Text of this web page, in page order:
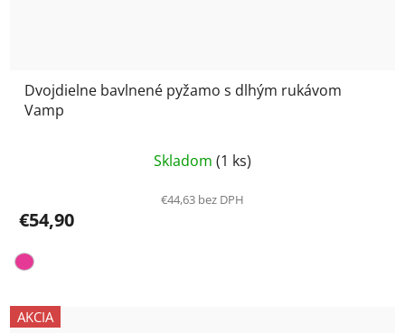
Dvojdielne bavlnené pyžamo s dlhým rukávom
Vamp
hodnotenie
produktu
Skladom (1 ks)
€44,63 bez DPH
€54,90
AKCIA